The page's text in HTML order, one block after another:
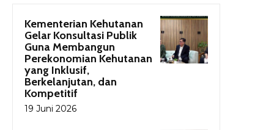
Kementerian Kehutanan
Gelar Konsultasi Publik
Guna Membangun
Perekonomian Kehutanan
yang Inklusif,
Berkelanjutan, dan
Kompetitif
19 Juni 2026